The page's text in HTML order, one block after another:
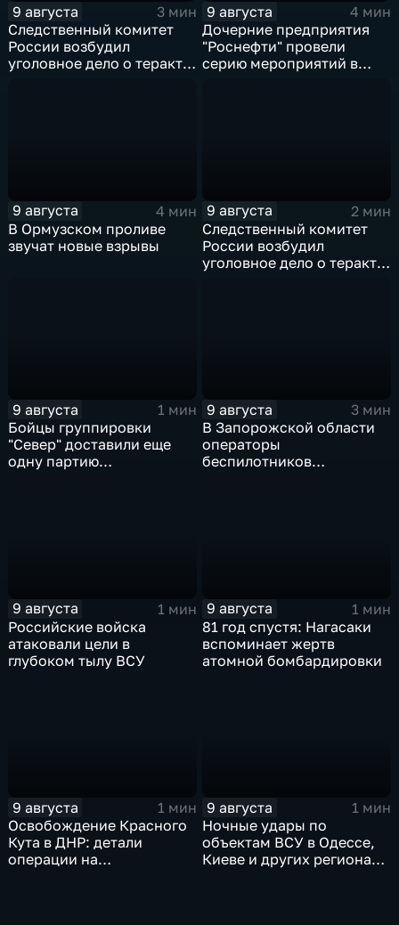
9 августа
3 мин
Следственный комитет
России возбудил
уголовное дело о теракте
9 августа
4 мин
Дочерние предприятия
"Роснефти" провели
серию мероприятий в
9 августа
4 мин
В Ормузском проливе
звучат новые взрывы
9 августа
2 мин
Следственный комитет
России возбудил
уголовное дело о теракте
9 августа
1 мин
Бойцы группировки
"Север" доставили еще
одну партию
9 августа
3 мин
В Запорожской области
операторы
беспилотников
9 августа
1 мин
Российские войска
атаковали цели в
глубоком тылу ВСУ
9 августа
1 мин
81 год спустя: Нагасаки
вспоминает жертв
атомной бомбардировки
9 августа
1 мин
Освобождение Красного
Кута в ДНР: детали
операции на
9 августа
1 мин
Ночные удары по
объектам ВСУ в Одессе,
Киеве и других регионах